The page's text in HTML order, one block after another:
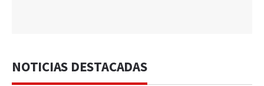
NOTICIAS DESTACADAS